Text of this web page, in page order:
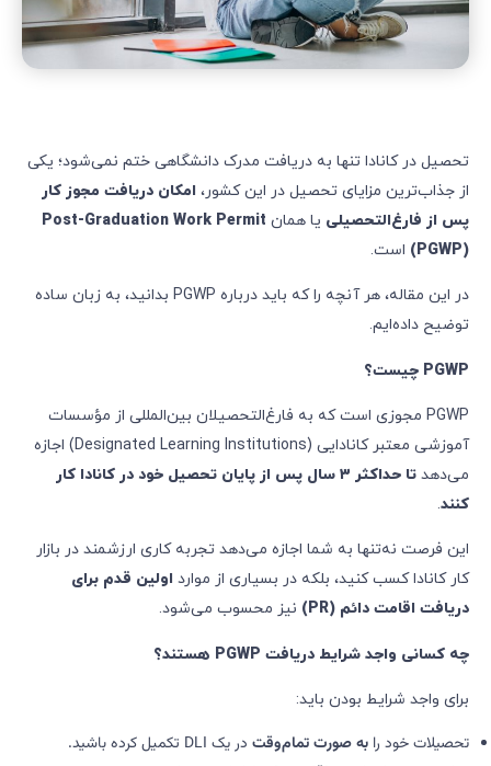
تحصیل در کانادا تنها به دریافت مدرک دانشگاهی ختم نمی‌شود؛ یکی
از جذاب‌ترین مزایای تحصیل در این کشور، امکان دریافت مجوز کار
پس از فارغ‌التحصیلییا همان Post-Graduation Work Permit
(PGWP)است.
در این مقاله، هر آنچه را که باید درباره PGWP بدانید، به زبان ساده
توضیح داده‌ایم.
PGWP چیست؟
PGWP مجوزی است که به فارغ‌التحصیلان بین‌المللی از مؤسسات
آموزشی معتبر کانادایی (Designated Learning Institutions) اجازه
می‌دهدتا حداکثر ۳سال پس از پایان تحصیل خود در کانادا کار
کنند.
این فرصت نه‌تنها به شما اجازه می‌دهد تجربه کاری ارزشمند در بازار
کار کانادا کسب کنید، بلکه در بسیاری از موارد اولین قدم برای
دریافت اقامت دائم(PR)
نیز محسوب می‌شود.
چه کسانی واجد شرایط دریافتPGWP
هستند؟
برای واجد شرایط بودن باید:
تحصیلات خود را به صورت تمام‌وقتدر یک DLI تکمیل کرده باشید.